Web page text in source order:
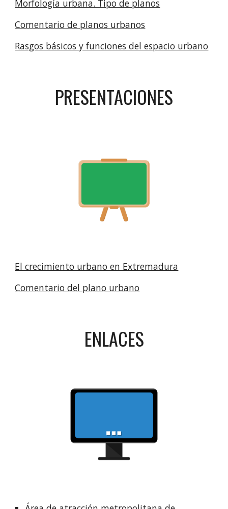
Morfología urbana. Tipo de planos
Comentario de planos urbanos
Rasgos básicos y funciones del espacio urbano
PRESENTACIONES
El crecimiento urbano en Extremadura
Comentario del plano urbano
ENLACES